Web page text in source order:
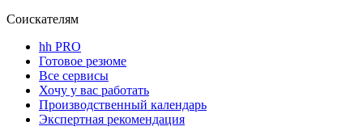
Соискателям
hh PRO
Готовое резюме
Все сервисы
Хочу у вас работать
Производственный календарь
Экспертная рекомендация